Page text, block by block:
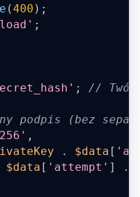
(400 ) ;
;
; // Twój
podpis (bez
,
. $data [
$data [ 'attempt' ] .